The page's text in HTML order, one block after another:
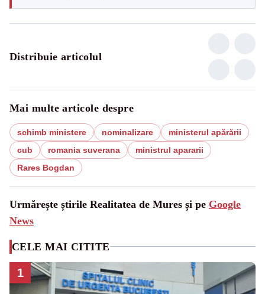
Distribuie articolul
Mai multe articole despre
schimb ministere nominalizare
ministerul apărării
cub
romania suverana
ministrul apararii
Rares Bogdan
Urmărește știrile Realitatea de Mures și pe Google
News
CELE MAI CITITE
1